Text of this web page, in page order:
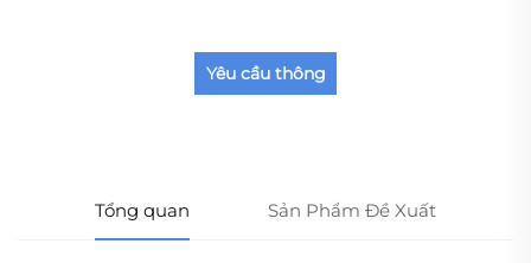
Yêu cầu thông
Tổng quan Sản Phẩm Đề Xuất